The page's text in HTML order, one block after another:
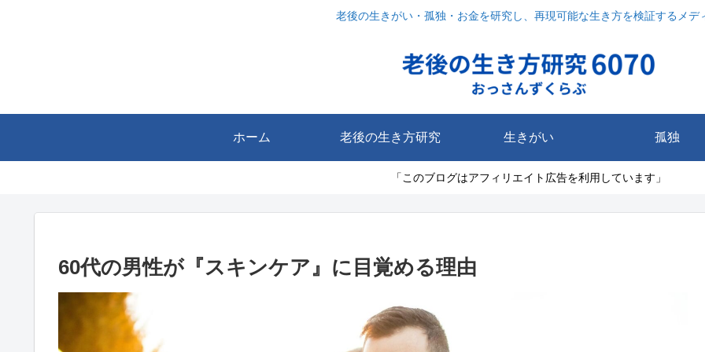
老後の生きがい・孤独・お金を研究し、再現可能な生き方を検証するメデ
ホーム 老後の生き方研究 生きがい 孤独
「このブログはアフィリエイト広告を利用しています」
60代の男性が『スキンケア』に目覚める理由